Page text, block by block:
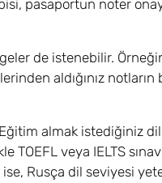
pasaportun noter
de istenebilir.
aldığınız notların
almak istediğiniz
veya IELTS
Rusça dil seviyesi